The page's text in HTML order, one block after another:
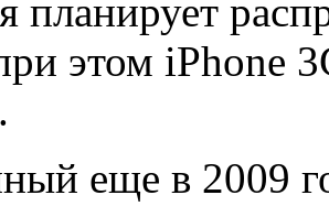
планирует
этом iPhone
еще в 2009